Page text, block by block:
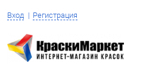
Вход Регистрация